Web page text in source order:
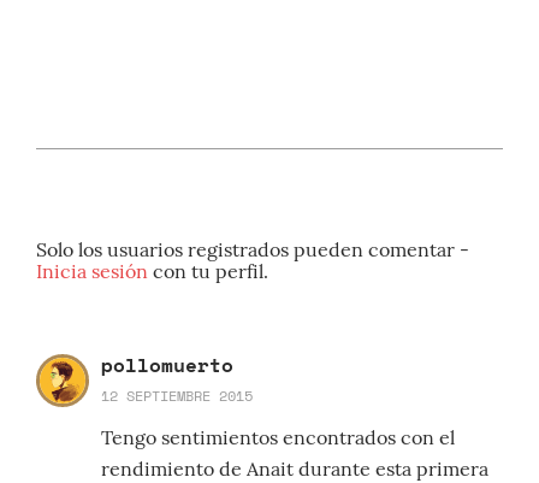
Solo los usuarios registrados pueden comentar -
Inicia sesión con tu perfil.
pollomuerto
12 SEPTIEMBRE 2015
Tengo sentimientos encontrados con el
rendimiento de Anait durante esta primera